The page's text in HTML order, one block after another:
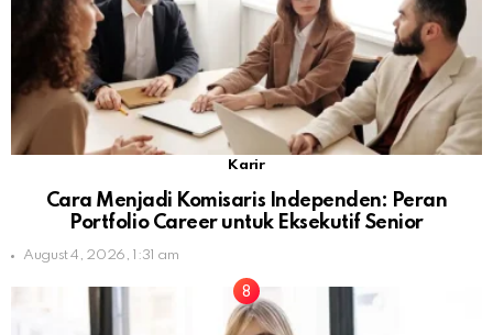
Karir
Cara Menjadi Komisaris Independen: Peran
Portfolio Career untuk Eksekutif Senior
August 4, 2026, 1:31 am